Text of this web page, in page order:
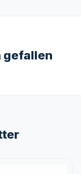
gefallen